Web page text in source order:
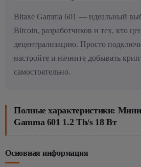
Bitaxe Gamma 601 — идеальный
Bitcoin, разработчиков и тех, кто
децентрализацию. Просто
настройте и начните добывать
самостоятельно.
Полные характеристики:
Gamma 601 1.2 Th/s 18 Вт
Основная информация